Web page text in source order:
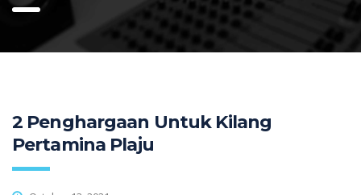
2 Penghargaan Untuk Kilang
Pertamina Plaju